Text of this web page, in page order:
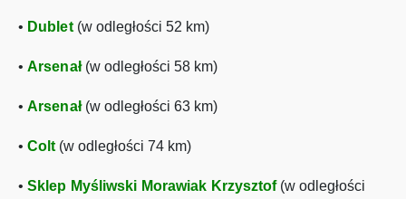
• Dublet(w odległości 52 km)
• Arsenał(w odległości 58 km)
• Arsenał(w odległości 63 km)
• Colt (w odległości 74 km)
• Sklep Myśliwski Morawiak Krzysztof(w odległości